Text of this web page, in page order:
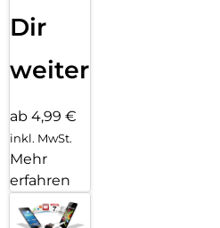
Dir
weiter
ab 4,99 €
inkl. MwSt.
Mehr
erfahren